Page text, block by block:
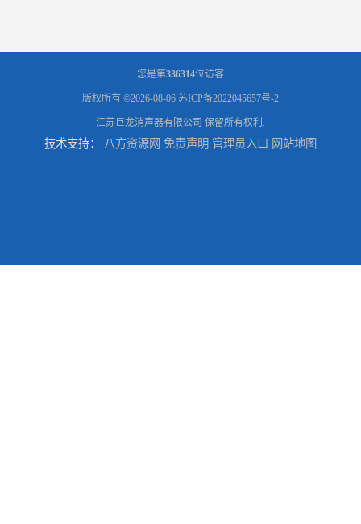
您是第336314位访客
版权所有 ©2026-08-06 苏ICP备2022045657号-2
江苏巨龙消声器有限公司 保留所有权利.
技术支持： 八方资源网 免责声明 管理员入口 网站地图